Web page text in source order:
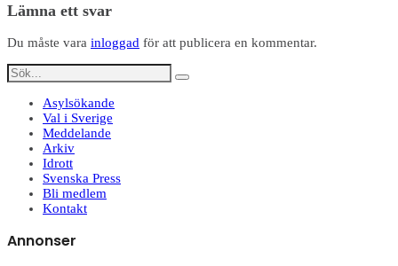
Lämna ett svar
Du måste vara inloggad för att publicera en kommentar.
Asylsökande
Val i Sverige
Meddelande
Arkiv
Idrott
Svenska Press
Bli medlem
Kontakt
Annonser